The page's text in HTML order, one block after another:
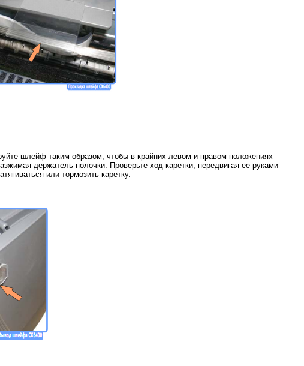
шлейф таким образом, чтобы в крайних левом и правом положениях
держатель полочки. Проверьте ход каретки, передвигая ее руками
или тормозить каретку.